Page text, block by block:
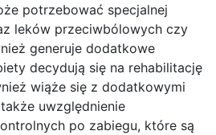
potrzebować specjalnej
leków przeciwbólowych czy
generuje dodatkowe
decydują się na rehabilitację
wiąże się z dodatkowymi
uwzględnienie
po zabiegu, które są